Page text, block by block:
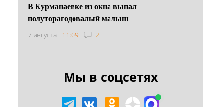
В Курманаевке из окна выпал
полуторагодовалый малыш
7 августа 11:09 2
Мы в соцсетях